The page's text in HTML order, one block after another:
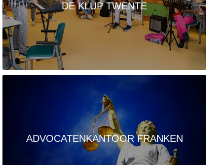
DE KLUP TWENTE
ADVOCATENKANTOOR FRANKEN